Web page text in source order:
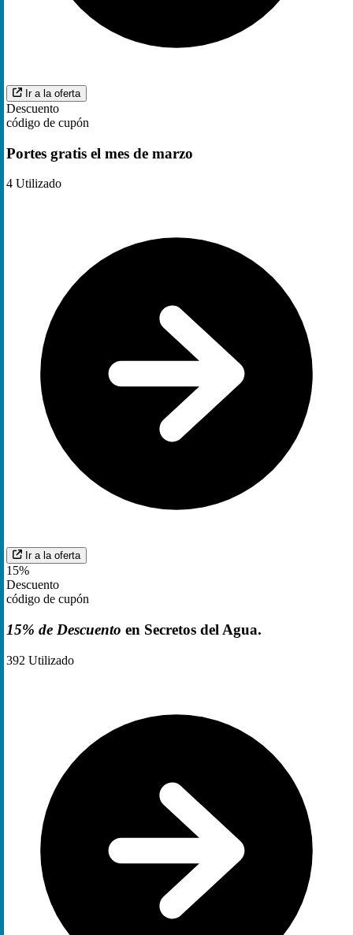
Ir a la oferta
Descuento
código de cupón
Portes gratis el mes de marzo
4 Utilizado
Ir a la oferta
15%
Descuento
código de cupón
15% de Descuento en Secretos del Agua.
392 Utilizado